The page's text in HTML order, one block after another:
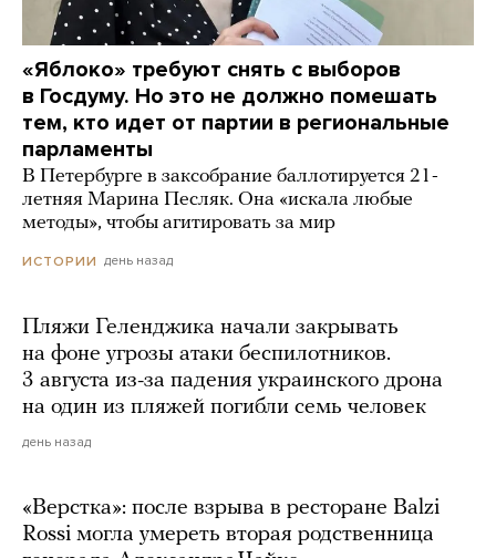
«Яблоко» требуют снять с выборов
в Госдуму. Но это не должно помешать
тем, кто идет от партии в региональные
парламенты
В Петербурге в заксобрание баллотируется 21-
летняя Марина Песляк. Она «искала любые
методы», чтобы агитировать за мир
ИСТОРИИ день назад
Пляжи Геленджика начали закрывать
на фоне угрозы атаки беспилотников.
3 августа из-за падения украинского дрона
на один из пляжей погибли семь человек
день назад
«Верстка»: после взрыва в ресторане Balzi
Rossi могла умереть вторая родственница